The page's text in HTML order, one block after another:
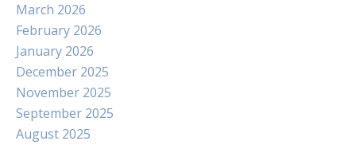
March 2026
February 2026
January 2026
December 2025
November 2025
September 2025
August 2025